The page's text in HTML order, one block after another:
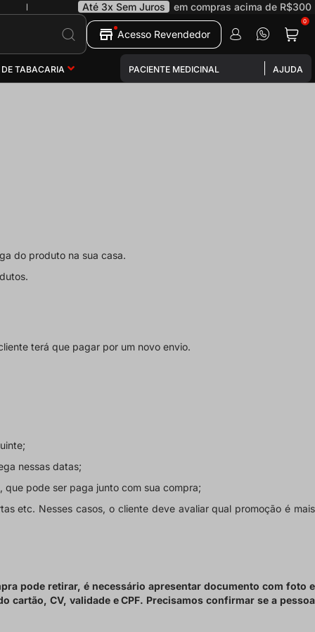
Até 3x Sem Juros em compras acima de R$300
PesquisaAcesso Revendedor
0
TABACARIA PACIENTE MEDICINAL AJUDA
do produto na sua casa.
terá que pagar por um novo envio.
nessas datas;
, que pode ser paga junto com sua compra;
etc. Nesses casos, o cliente deve avaliar qual promoção é mais
pode retirar, é necessário apresentar documento com foto e
CV, validade e CPF. Precisamos confirmar se a pessoa